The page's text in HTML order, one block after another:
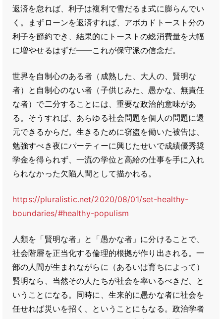
返済を怠れば、利子は複利で雪だるま式に膨らんでい
く。まずローンを返済すれば、アボカドトースト分の
利子を節約でき、結果的にトーストの総消費量を大幅
に増やせるはずだ――これが保守派の信念だ。
世界を自制心のある者（成熟した、大人の、賢明な
者）と自制心のない者（子供じみた、愚かな、無責任
な者）で二分することには、重要な政治的意味があ
る。そうすれば、あらゆる社会問題を個人の問題に還
元できるからだ。生きるために窃盗を働いた被告は、
勉強すべき夜にパーティーに興じたせいで成績優秀奨
学金を得られず、一流の学位と高給の仕事を手に入れ
られなかった欠陥人間として描かれる。
https://pluralistic.net/2020/08/01/set-healthy-
boundaries/#healthy-populism
人類を「賢明な者」と「愚かな者」に分けることで、
社会階層を正当化する倫理的根拠が作り出される。一
部の人間が生まれながらに（あるいは育ちによって）
賢明なら、当然その人たちが社会を率いるべきだ、と
いうことになる。同時に、生来的に愚かな者に社会を
任せれば災いを招く、ということにもなる。政治学者